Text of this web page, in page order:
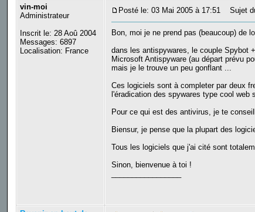
vin-moi
Administrateur
Inscrit le: 28 Aoû 2004
Messages: 6897
Localisation: France
Posté le: 03 Mai 2005 à 17:51 Sujet
Bon, moi je ne prend pas (beaucoup) de
dans les antispywares, le couple Spybot
Microsoft Antispyware (au départ prévu
mais je le trouve un peu gonflant ...
Ces logiciels sont à completer par deux
l'éradication des spywares type cool
Pour ce qui est des antivirus, je te
Biensur, je pense que la plupart des
Tous les logiciels que j'ai cité sont
Sinon, bienvenue à toi !